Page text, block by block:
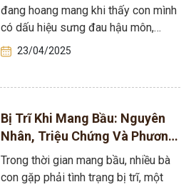
đang hoang mang khi thấy con mình
có dấu hiệu sưng đau hậu môn,
chảy máu sau…
23/04/2025
Bị Trĩ Khi Mang Bầu: Nguyên
Nhân, Triệu Chứng Và Phương
Pháp Điều Trị Hiệu Quả
Trong thời gian mang bầu, nhiều bà
con gặp phải tình trạng bị trĩ, một